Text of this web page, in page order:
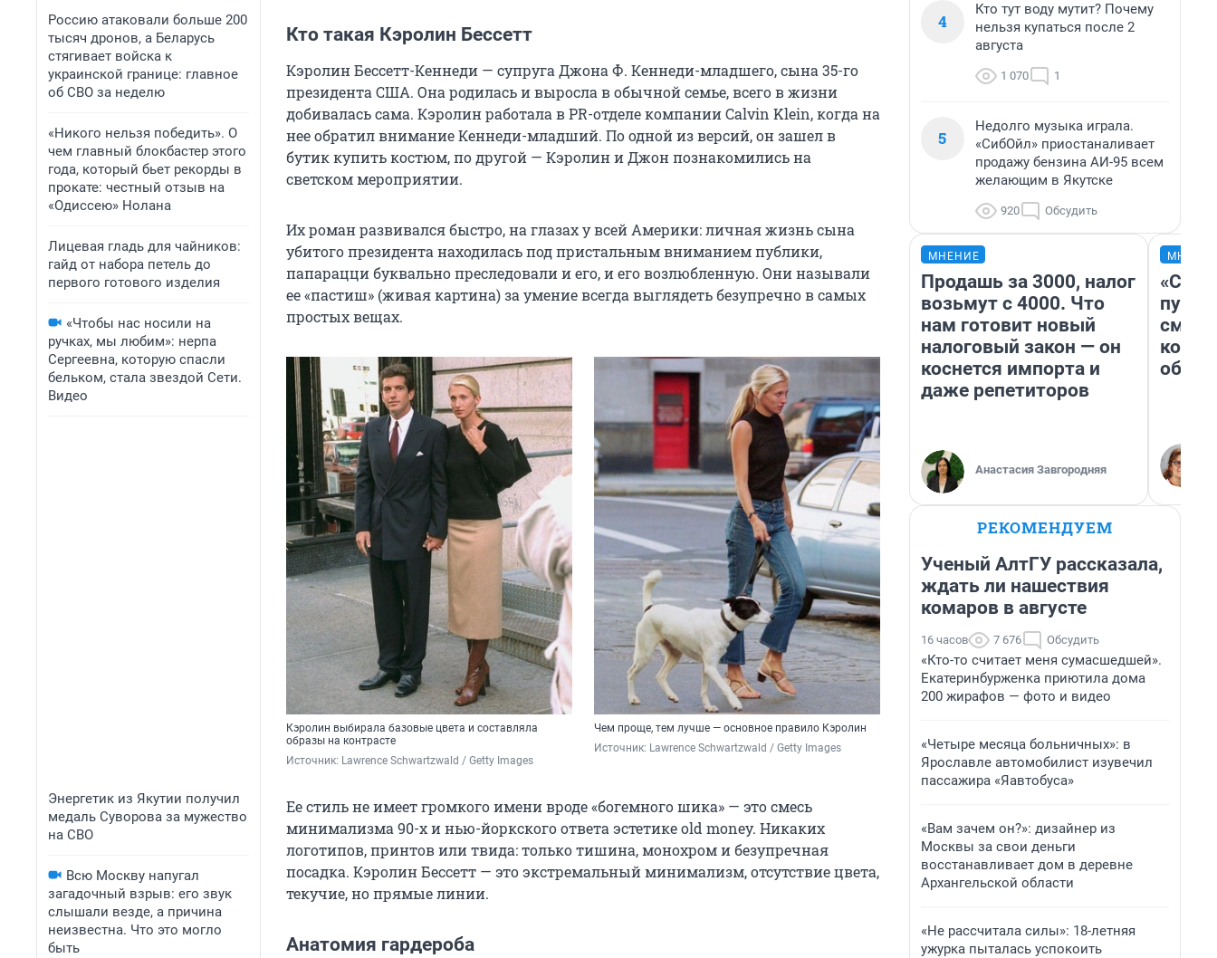
Россию атаковали больше 200
тысяч дронов, а Беларусь
стягивает войска к
украинской границе: главное
об СВО за неделю
«Никого нельзя победить». О
чем главный блокбастер этого
года, который бьет рекорды в
прокате: честный отзыв на
«Одиссею» Нолана
Лицевая гладь для чайников:
гайд от набора петель до
первого готового изделия
«Чтобы нас носили на
ручках, мы любим»: нерпа
Сергеевна, которую спасли
бельком, стала звездой Сети.
Видео
Энергетик из Якутии получил
медаль Суворова за мужество
на СВО
Всю Москву напугал
загадочный взрыв: его звук
слышали везде, а причина
неизвестна. Что это могло
быть
Кто такая Кэролин Бессетт
Кэролин Бессетт-Кеннеди — супруга Джона Ф. Кеннеди-младшего, сына 35-го
президента США. Она родилась и выросла в обычной семье, всего в жизни
добивалась сама. Кэролин работала в PR-отделе компании Calvin Klein, когда на
нее обратил внимание Кеннеди-младший. По одной из версий, он зашел в
бутик купить костюм, по другой — Кэролин и Джон познакомились на
светском мероприятии.
Их роман развивался быстро, на глазах у всей Америки: личная жизнь сына
убитого президента находилась под пристальным вниманием публики,
папарацци буквально преследовали и его, и его возлюбленную. Они называли
ее «пастиш» (живая картина) за умение всегда выглядеть безупречно в самых
простых вещах.
Кэролин выбирала базовые цвета и составляла
образы на контрасте
Источник: Lawrence Schwartzwald / Getty Images
Чем проще, тем лучше — основное правило Кэролин
Источник: Lawrence Schwartzwald / Getty Images
Ее стиль не имеет громкого имени вроде «богемного шика» — это смесь
минимализма 90-х и нью-йоркского ответа эстетике old money. Никаких
логотипов, принтов или твида: только тишина, монохром и безупречная
посадка. Кэролин Бессетт — это экстремальный минимализм, отсутствие цвета,
текучие, но прямые линии.
Анатомия гардероба
4
Кто тут воду мутит? Почему
нельзя купаться после 2
августа
1 070 1
5
Недолго музыка играла.
«СибОйл» приостаналивает
продажу бензина АИ-95 всем
желающим в Якутске
920 Обсудить
МНЕНИЕ
Продашь за 3000, налог
возьмут с 4000. Что
нам готовит новый
налоговый закон — он
коснется импорта и
даже репетиторов
Анастасия Завгородняя
РЕКОМЕНДУЕМ
Ученый АлтГУ рассказала,
ждать ли нашествия
комаров в августе
16 часов 7 676 Обсудить
«Кто-то считает меня сумасшедшей».
Екатеринбурженка приютила дома
200 жирафов — фото и видео
«Четыре месяца больничных»: в
Ярославле автомобилист изувечил
пассажира «Яавтобуса»
«Вам зачем он?»: дизайнер из
Москвы за свои деньги
восстанавливает дом в деревне
Архангельской области
«Не рассчитала силы»: 18-летняя
ужурка пыталась успокоить